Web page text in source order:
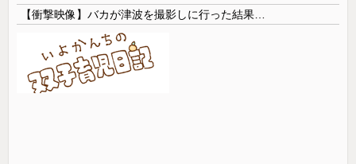
【衝撃映像】バカが津波を撮影しに行った結果…